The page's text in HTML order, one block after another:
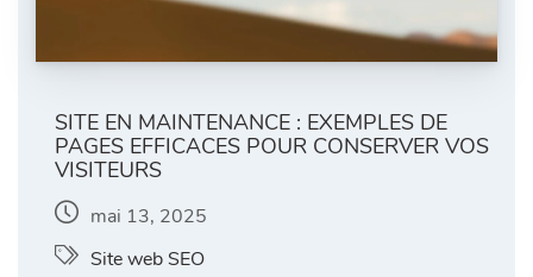
SITE EN MAINTENANCE : EXEMPLES DE
PAGES EFFICACES POUR CONSERVER VOS
VISITEURS
mai 13, 2025
Site web SEO